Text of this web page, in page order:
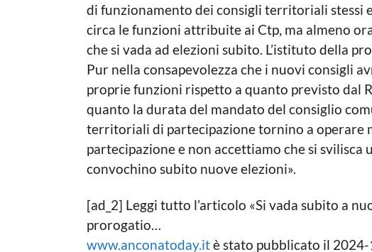
di funzionamento dei consigli territoriali stessi
circa le funzioni attribuite ai Ctp, ma almeno
che si vada ad elezioni subito. L’istituto della
Pur nella consapevolezza che i nuovi consigli
proprie funzioni rispetto a quanto previsto dal
quanto la durata del mandato del consiglio
territoriali di partecipazione tornino a operare
partecipazione e non accettiamo che si svilisca
convochino subito nuove elezioni».
[ad_2] Leggi tutto l’articolo «Si vada subito a
prorogatio…
www.anconatoday.itè stato pubblicato il